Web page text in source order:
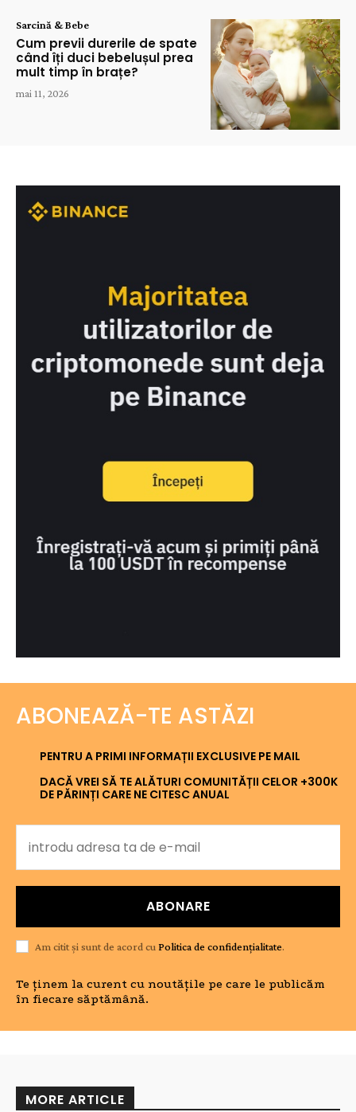
Sarcină & Bebe
Cum previi durerile de spate
când îți duci bebelușul prea
mult timp în brațe?
mai 11, 2026
ABONEAZĂ-TE ASTĂZI
PENTRU A PRIMI INFORMAȚII EXCLUSIVE PE MAIL
DACĂ VREI SĂ TE ALĂTURI COMUNITĂȚII CELOR +300K
DE PĂRINȚI CARE NE CITESC ANUAL
ABONARE
Am citit și sunt de acord cu Politica de confidențialitate.
Te ținem la curent cu noutățile pe care le publicăm
în fiecare săptămână.
MORE ARTICLE